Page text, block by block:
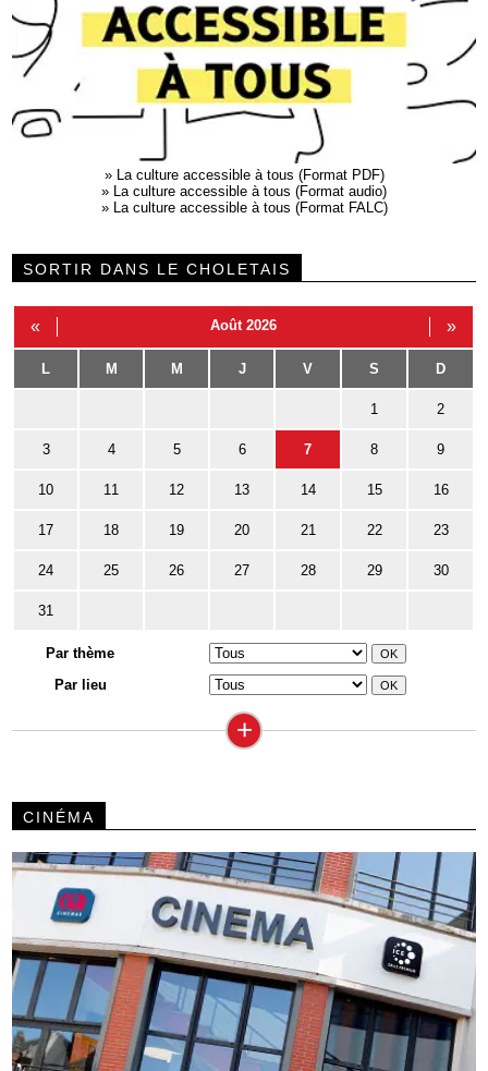
» La culture accessible à tous (Format PDF)
» La culture accessible à tous (Format audio)
» La culture accessible à tous (Format FALC)
SORTIR DANS LE CHOLETAIS
« Août 2026 »
L M M J V S D
1 2
3 4 5 6 7 8 9
10 11 12 13 14 15 16
17 18 19 20 21 22 23
24 25 26 27 28 29 30
31
Par thème
Par lieu
+
CINÉMA